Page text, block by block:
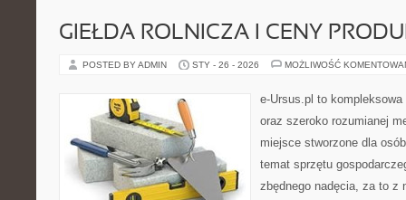
GIEŁDA ROLNICZA I CENY
POSTED BY ADMIN STY - 26 - 2026 MOŻLIWOŚĆ
e-Ursus.pl to
oraz szeroko rozumianej
miejsce stworzone dla
temat sprzętu
zbędnego nadęcia, za to z